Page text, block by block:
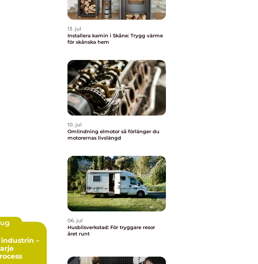
–
13. jul
Installera kamin i Skåne: Trygg värme
för skånska hem
10. jul
Omlindning elmotor så förlänger du
motorernas livslängd
06. jul
Husbilsverkstad: För tryggare resor
året runt